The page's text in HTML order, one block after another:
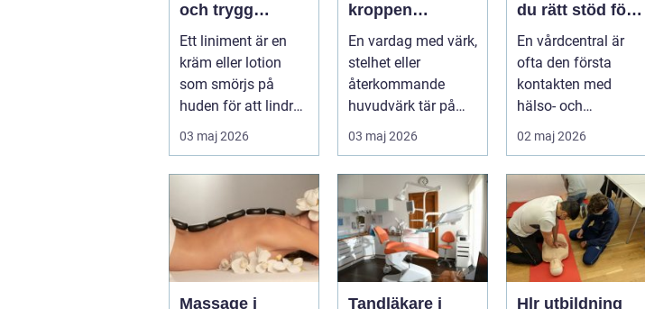
och trygg
användning
Ett liniment är en
kräm eller lotion
som smörjs på
huden för att lindra
mu...
03 maj 2026
kroppen
behöver hjälp
tillbaka
En vardag med värk,
stelhet eller
återkommande
huvudvärk tär på
både ork och
länge ...
03 maj 2026
du rätt stöd för
hela familjen
En vårdcentral är
ofta den första
kontakten med
hälso- och
sjukvården. För
handlar v...
02 maj 2026
Massage i Tandläkare i Hlr utbildning